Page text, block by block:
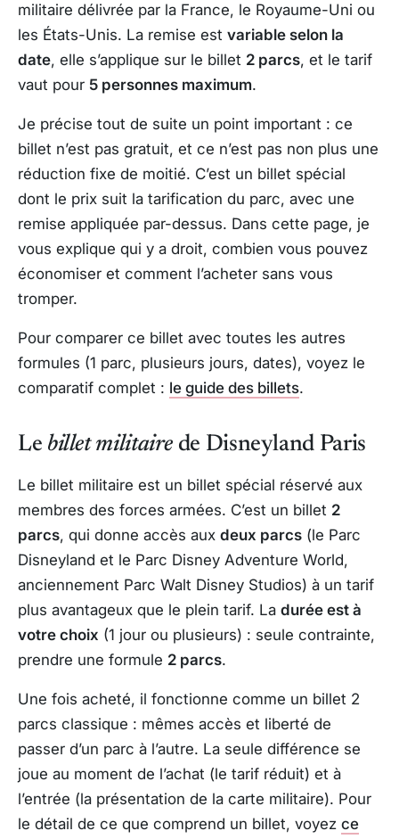
militaire délivrée par la France, le Royaume-Uni ou
les États-Unis. La remise est variable selon la
date, elle s’applique sur le billet 2 parcs, et le tarif
vaut pour 5 personnes maximum.
Je précise tout de suite un point important : ce
billet n’est pas gratuit, et ce n’est pas non plus une
réduction fixe de moitié. C’est un billet spécial
dont le prix suit la tarification du parc, avec une
remise appliquée par-dessus. Dans cette page, je
vous explique qui y a droit, combien vous pouvez
économiser et comment l’acheter sans vous
tromper.
Pour comparer ce billet avec toutes les autres
formules (1 parc, plusieurs jours, dates), voyez le
comparatif complet : le guide des billets.
Le billet militaire de Disneyland Paris
Le billet militaire est un billet spécial réservé aux
membres des forces armées. C’est un billet 2
parcs, qui donne accès aux deux parcs (le Parc
Disneyland et le Parc Disney Adventure World,
anciennement Parc Walt Disney Studios) à un tarif
plus avantageux que le plein tarif. La durée est à
votre choix (1 jour ou plusieurs) : seule contrainte,
prendre une formule 2 parcs.
Une fois acheté, il fonctionne comme un billet 2
parcs classique : mêmes accès et liberté de
passer d’un parc à l’autre. La seule différence se
joue au moment de l’achat (le tarif réduit) et à
l’entrée (la présentation de la carte militaire). Pour
le détail de ce que comprend un billet, voyez ce